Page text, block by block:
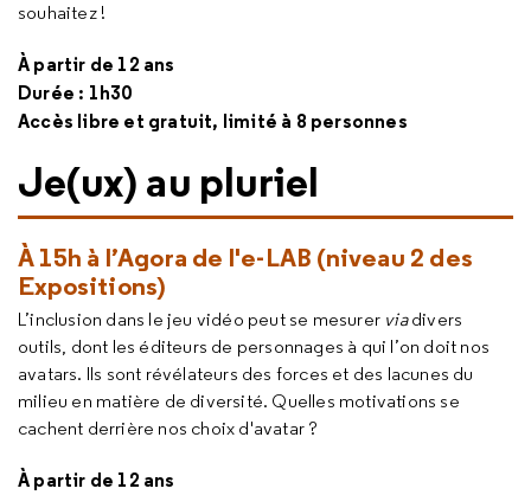
souhaitez !
À partir de 12 ans
Durée : 1h30
Accès libre et gratuit, limité à 8 personnes
Je(ux) au pluriel
À 15h à l’Agora de l'e-LAB (niveau 2 des
Expositions)
L’inclusion dans le jeu vidéo peut se mesurer viadivers
outils, dont les éditeurs de personnages à qui l’on doit nos
avatars. Ils sont révélateurs des forces et des lacunes du
milieu en matière de diversité. Quelles motivations se
cachent derrière nos choix d'avatar ?
À partir de 12 ans